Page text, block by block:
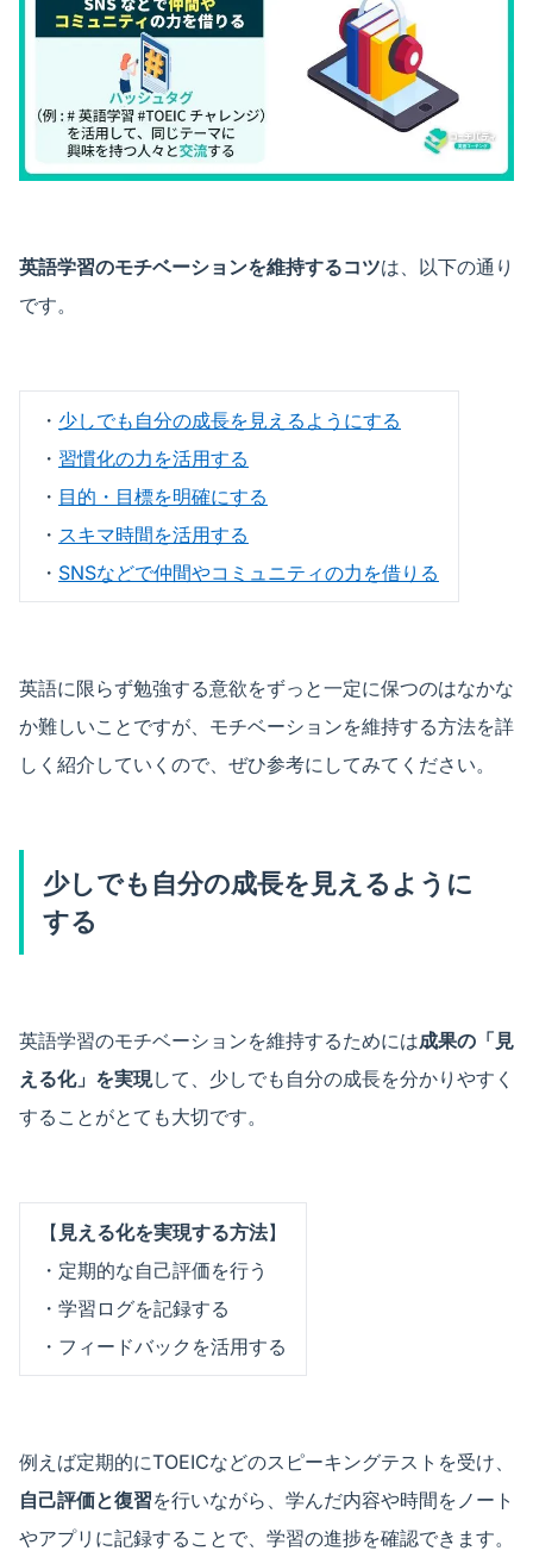
英語学習のモチベーションを維持するコツは、以下の通り
です。
・ 少しでも自分の成長を見えるようにする
・ 習慣化の力を活用する
・ 目的・目標を明確にする
・ スキマ時間を活用する
・ SNSなどで仲間やコミュニティの力を借りる
英語に限らず勉強する意欲をずっと一定に保つのはなかな
か難しいことですが、モチベーションを維持する方法を詳
しく紹介していくので、ぜひ参考にしてみてください。
少しでも自分の成長を見えるように
する
英語学習のモチベーションを維持するためには成果の「見
える化」を実現して、少しでも自分の成長を分かりやすく
することがとても大切です。
【 見える化を実現する方法】
・定期的な自己評価を行う
・学習ログを記録する
・フィードバックを活用する
例えば定期的にTOEICなどのスピーキングテストを受け、
自己評価と復習を行いながら、学んだ内容や時間をノート
やアプリに記録することで、学習の進捗を確認できます。